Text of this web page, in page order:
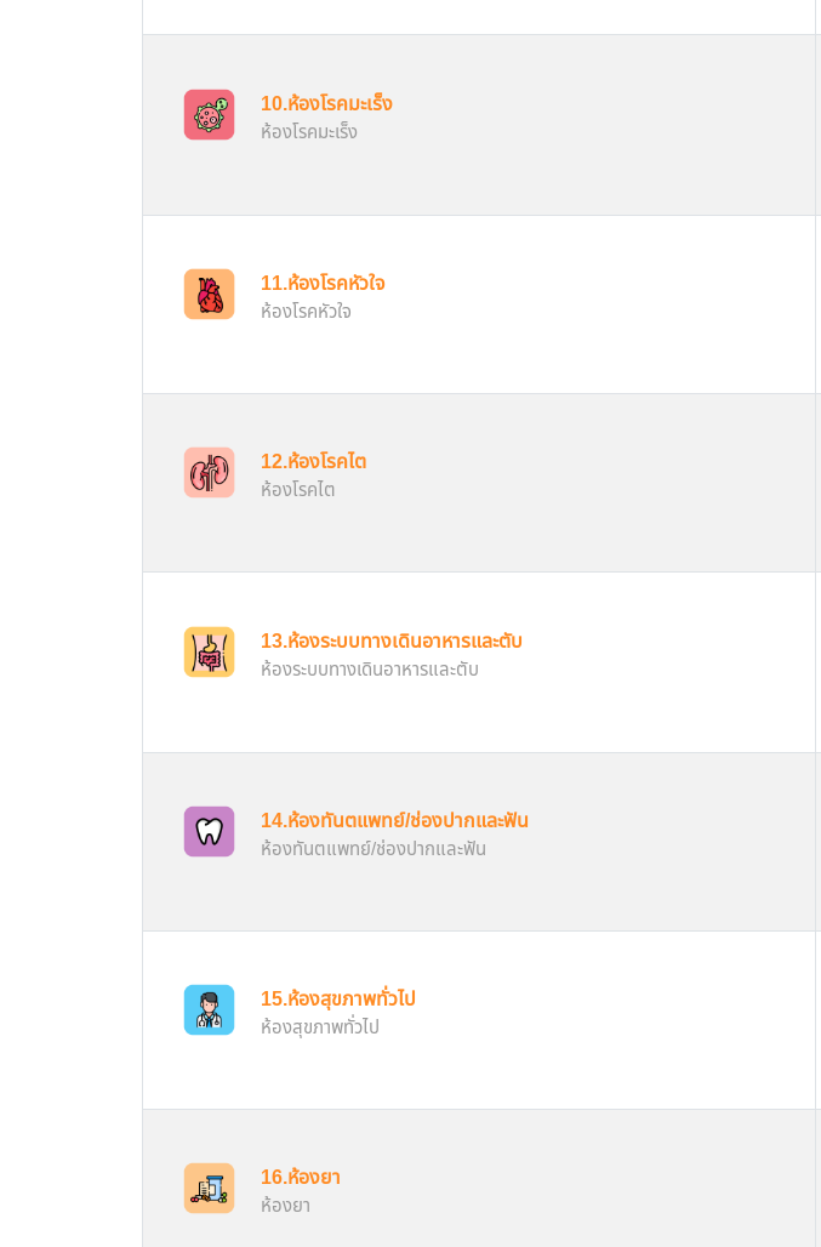
10.ห้องโรคมะเร็ง
ห้องโรคมะเร็ง
11.ห้องโรคหัวใจ
ห้องโรคหัวใจ
12.ห้องโรคไต
ห้องโรคไต
13.ห้องระบบทางเดินอาหารและตับ
ห้องระบบทางเดินอาหารและตับ
14.ห้องทันตแพทย์/ช่องปากและฟัน
ห้องทันตแพทย์/ช่องปากและฟัน
15.ห้องสุขภาพทั่วไป
ห้องสุขภาพทั่วไป
16.ห้องยา
ห้องยา